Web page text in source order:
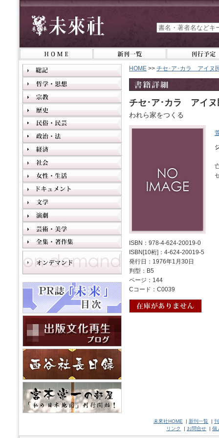
HOME >> チセ･ア･カラ アイヌ
チセ･ア･カラ アイヌ
われら家をつくる
ISBN：978-4-624-20019-0
ISBN[10桁]：4-624-20019-5
発行日：1976年1月30日
判型：B5
ページ：144
Cコード：C0039
未來社HOME | 新刊一覧 |
リンク
| お問合せ | 個